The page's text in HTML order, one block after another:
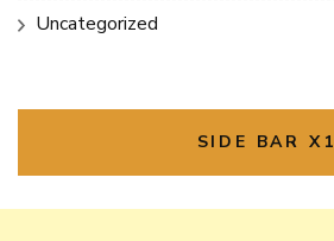
Uncategorized
SIDE BAR X1